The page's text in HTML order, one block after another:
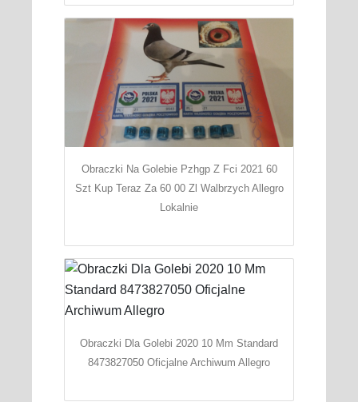
Obraczki Na Golebie Pzhgp Z Fci 2021 60
Szt Kup Teraz Za 60 00 Zl Walbrzych Allegro
Lokalnie
Obraczki Dla Golebi 2020 10 Mm Standard
8473827050 Oficjalne Archiwum Allegro